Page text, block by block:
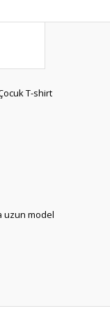
T-shirt
uzun model